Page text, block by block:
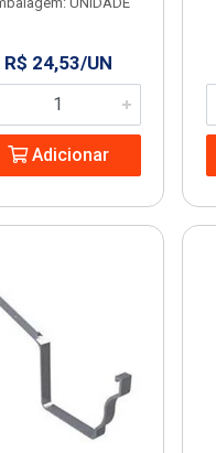
R$ 24,53/UN
Adicionar